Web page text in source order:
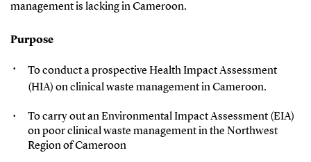
management is lacking in Cameroon.
Purpose
To conduct a prospective Health Impact Assessment
(HIA) on clinical waste management in Cameroon.
To carry out an Environmental Impact Assessment (EIA)
on poor clinical waste management in the Northwest
Region of Cameroon